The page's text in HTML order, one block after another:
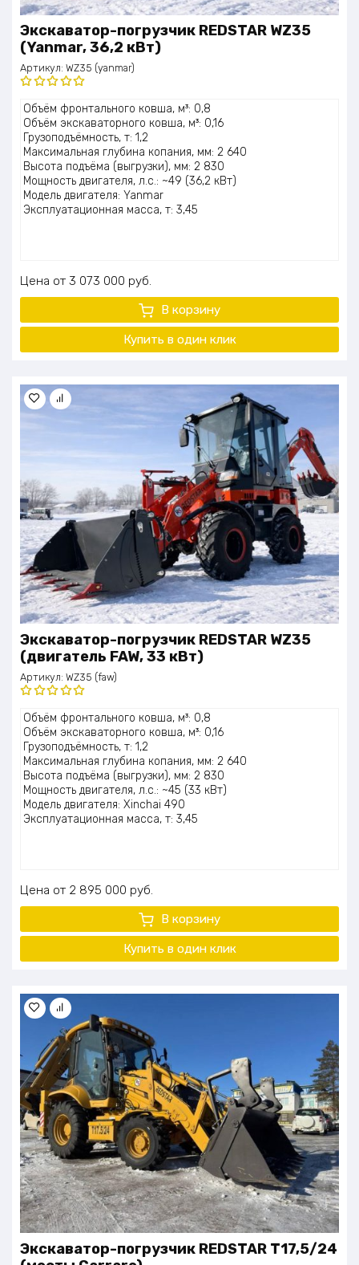
Экскаватор-погрузчик REDSTAR WZ35
(Yanmar, 36,2 кВт)
Артикул: WZ35 (yanmar)
Оценка
5.00из 5
Объём фронтального ковша, м³: 0,8
Объём экскаваторного ковша, м³: 0,16
Грузоподъёмность, т: 1,2
Максимальная глубина копания, мм: 2 640
Высота подъёма (выгрузки), мм: 2 830
Мощность двигателя, л.с.: ~49 (36,2 кВт)
Модель двигателя: Yanmar
Эксплуатационная масса, т: 3,45
Цена 3 073 000 руб.
В корзину
Купить в один клик
Экскаватор-погрузчик REDSTAR WZ35
(двигатель FAW, 33 кВт)
Артикул: WZ35 (faw)
Оценка
5.00из 5
Объём фронтального ковша, м³: 0,8
Объём экскаваторного ковша, м³: 0,16
Грузоподъёмность, т: 1,2
Максимальная глубина копания, мм: 2 640
Высота подъёма (выгрузки), мм: 2 830
Мощность двигателя, л.с.: ~45 (33 кВт)
Модель двигателя: Xinchai 490
Эксплуатационная масса, т: 3,45
Цена 2 895 000 руб.
В корзину
Купить в один клик
Экскаватор-погрузчик REDSTAR T17,5/24